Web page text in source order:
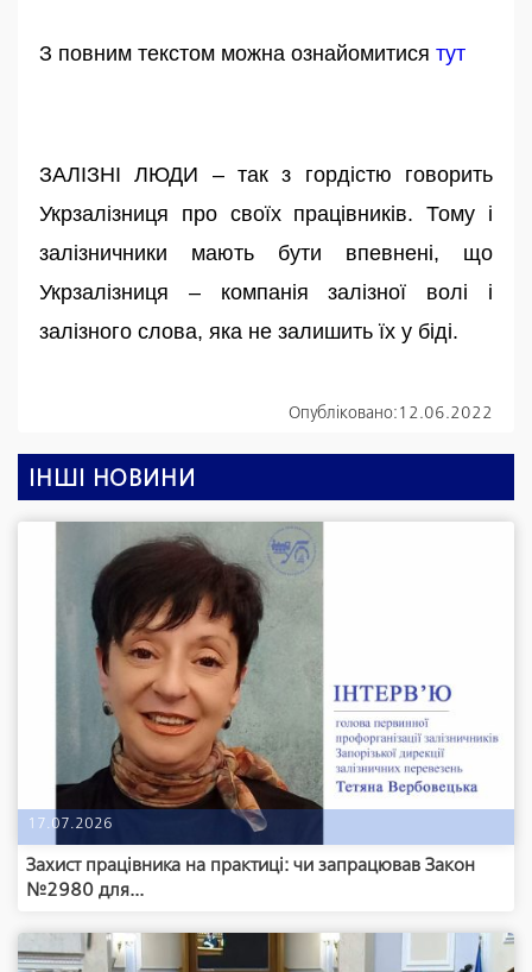
З повним текстом можна ознайомитися тут
ЗАЛІЗНІ ЛЮДИ – так з гордістю говорить
Укрзалізниця про своїх працівників. Тому і
залізничники мають бути впевнені, що
Укрзалізниця – компанія залізної волі і
залізного слова, яка не залишить їх у біді.
Опубліковано: 12.06.2022
ІНШІ НОВИНИ
17.07.2026
Захист працівника на практиці: чи запрацював Закон
№2980 для...